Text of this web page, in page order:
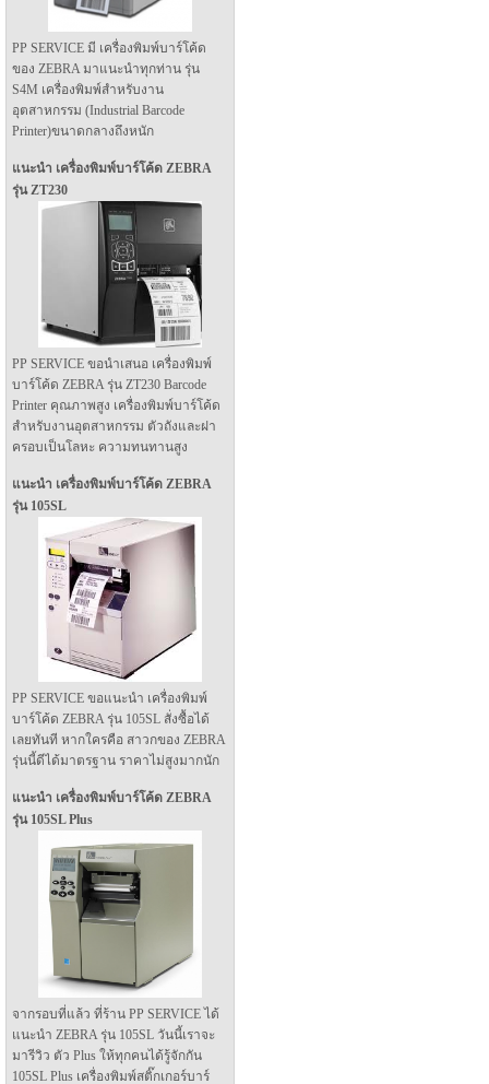
PP SERVICE มี เครื่องพิมพ์บาร์โค้ด
ของ ZEBRA มาแนะนำทุกท่าน รุ่น
S4M เครื่องพิมพ์สำหรับงาน
อุตสาหกรรม (Industrial Barcode
Printer)ขนาดกลางถึงหนัก
แนะนำ เครื่องพิมพ์บาร์โค้ด ZEBRA
รุ่น ZT230
PP SERVICE ขอนำเสนอ เครื่องพิมพ์
บาร์โค้ด ZEBRA รุ่น ZT230 Barcode
Printer คุณภาพสูง เครื่องพิมพ์บาร์โค้ด
สำหรับงานอุตสาหกรรม ตัวถังและฝา
ครอบเป็นโลหะ ความทนทานสูง
แนะนำ เครื่องพิมพ์บาร์โค้ด ZEBRA
รุ่น 105SL
PP SERVICE ขอแนะนำ เครื่องพิมพ์
บาร์โค้ด ZEBRA รุ่น 105SL สั่งซื้อได้
เลยทันที หากใครคือ สาวกของ ZEBRA
รุ่นนี้ดีได้มาตรฐาน ราคาไม่สูงมากนัก
แนะนำ เครื่องพิมพ์บาร์โค้ด ZEBRA
รุ่น 105SL Plus
จากรอบที่แล้ว ที่ร้าน PP SERVICE ได้
แนะนำ ZEBRA รุ่น 105SL วันนี้เราจะ
มารีวิว ตัว Plus ให้ทุกคนได้รู้จักกัน
105SL Plus เครื่องพิมพ์สติ๊กเกอร์บาร์